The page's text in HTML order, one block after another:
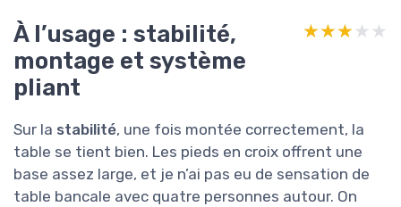
À l’usage : stabilité,
montage et système
pliant
★★★★★
★★★★★
Sur la stabilité, une fois montée correctement, la
table se tient bien. Les pieds en croix offrent une
base assez large, et je n’ai pas eu de sensation de
table bancale avec quatre personnes autour. On